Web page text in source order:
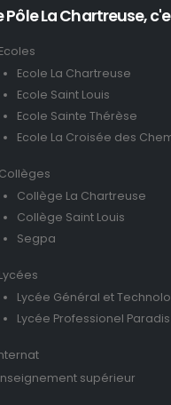
Pôle La Chartreuse,
Ecole La Chartreuse
Ecole Saint Louis
Ecole Sainte Thérèse
Ecole La Croisée des
Collège La Chartreuse
Collège Saint Louis
Segpa
Lycée Général et
Lycée Professionel Paradis
supérieur